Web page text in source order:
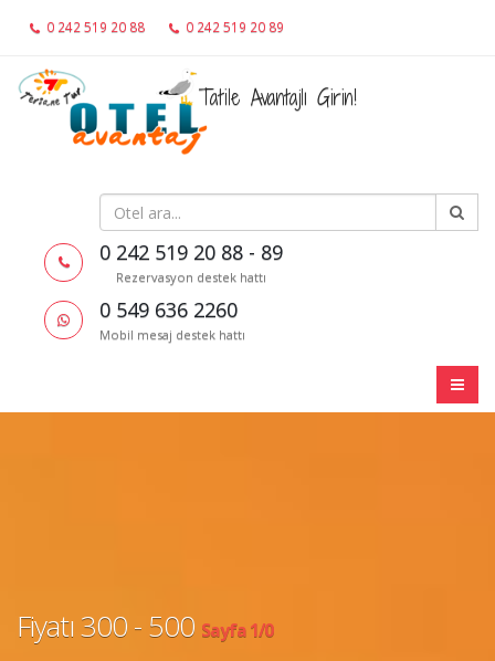
0 242 519 20 88 0 242 519 20 89
0 549 636 2260
Tatile Avantajlı Girin!
0 242 519 20 88 - 89
Rezervasyon destek hattı
0 549 636 2260
Mobil mesaj destek hattı
Fiyatı 300 - 500 Sayfa 1/0